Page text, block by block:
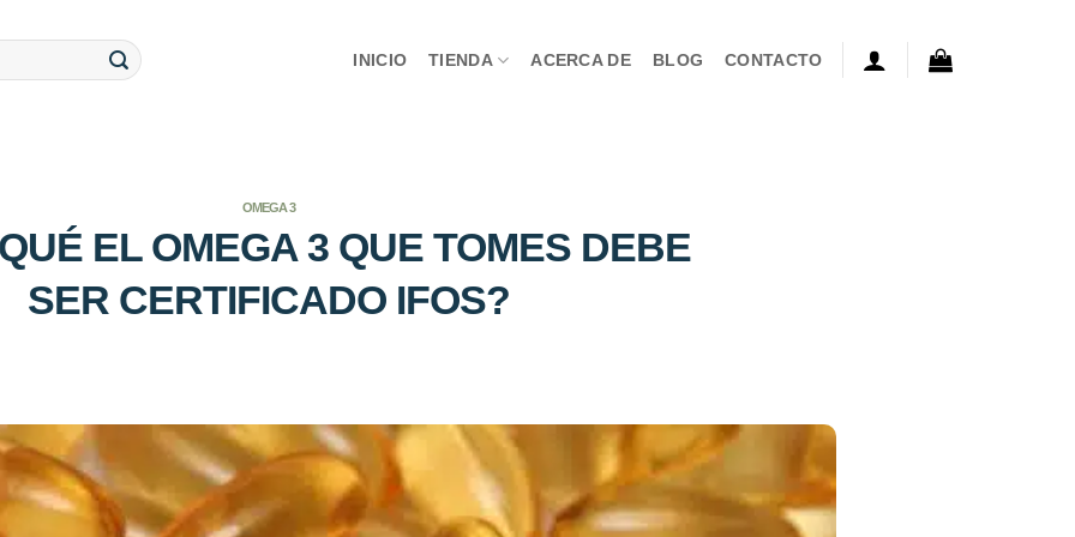
INICIO TIENDA ACERCA DE BLOG CONTACTO
OMEGA 3
EL OMEGA 3 QUE TOMES DEBE
SER CERTIFICADO IFOS?